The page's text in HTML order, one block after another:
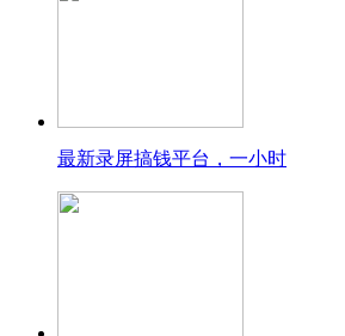
最新录屏搞钱平台，一小时